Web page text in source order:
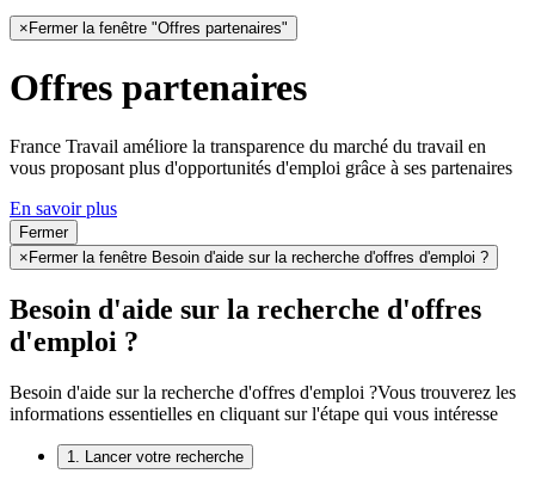
× Fermer la fenêtre "Offres partenaires"
Offres partenaires
France Travail améliore la transparence du marché du travail en
vous proposant plus d'opportunités d'emploi grâce à ses partenaires
En savoir plus
Fermer
× Fermer la fenêtre Besoin d'aide sur la recherche d'offres d'emploi ?
Besoin d'aide sur la recherche d'offres
d'emploi ?
Besoin d'aide sur la recherche d'offres d'emploi ?Vous trouverez les
informations essentielles en cliquant sur l'étape qui vous intéresse
1. Lancer votre recherche